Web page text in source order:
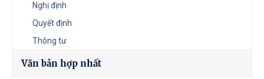
Nghị định
Quyết định
Thông tư
Văn bản hợp nhất